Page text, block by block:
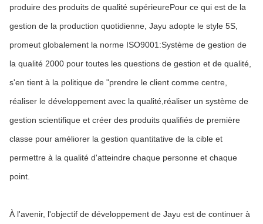
produire des produits de qualité supérieurePour ce qui est de la
gestion de la production quotidienne, Jayu adopte le style 5S,
promeut globalement la norme ISO9001:Système de gestion de
la qualité 2000 pour toutes les questions de gestion et de qualité,
s'en tient à la politique de "prendre le client comme centre,
réaliser le développement avec la qualité,réaliser un système de
gestion scientifique et créer des produits qualifiés de première
classe pour améliorer la gestion quantitative de la cible et
permettre à la qualité d'atteindre chaque personne et chaque
point.
À l'avenir, l'objectif de développement de Jayu est de continuer à